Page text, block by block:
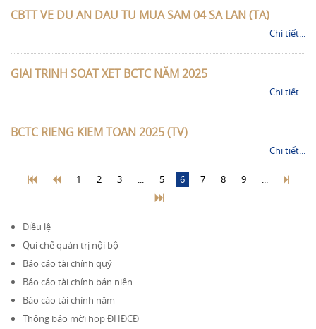
CBTT VE DU AN DAU TU MUA SAM 04 SA LAN (TA)
Chi tiết...
GIAI TRINH SOAT XET BCTC NĂM 2025
Chi tiết...
BCTC RIENG KIEM TOAN 2025 (TV)
Chi tiết...
1 2 3 ... 5 6 7 8 9 ...
Điều lệ
Qui chế quản trị nội bộ
Báo cáo tài chính quý
Báo cáo tài chính bán niên
Báo cáo tài chính năm
Thông báo mời họp ĐHĐCĐ